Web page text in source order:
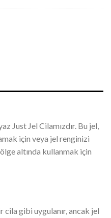
Just Jel Cilamızdır. Bu jel,
için veya jel renginizi
altında kullanmak için
cila gibi uygulanır, ancak jel